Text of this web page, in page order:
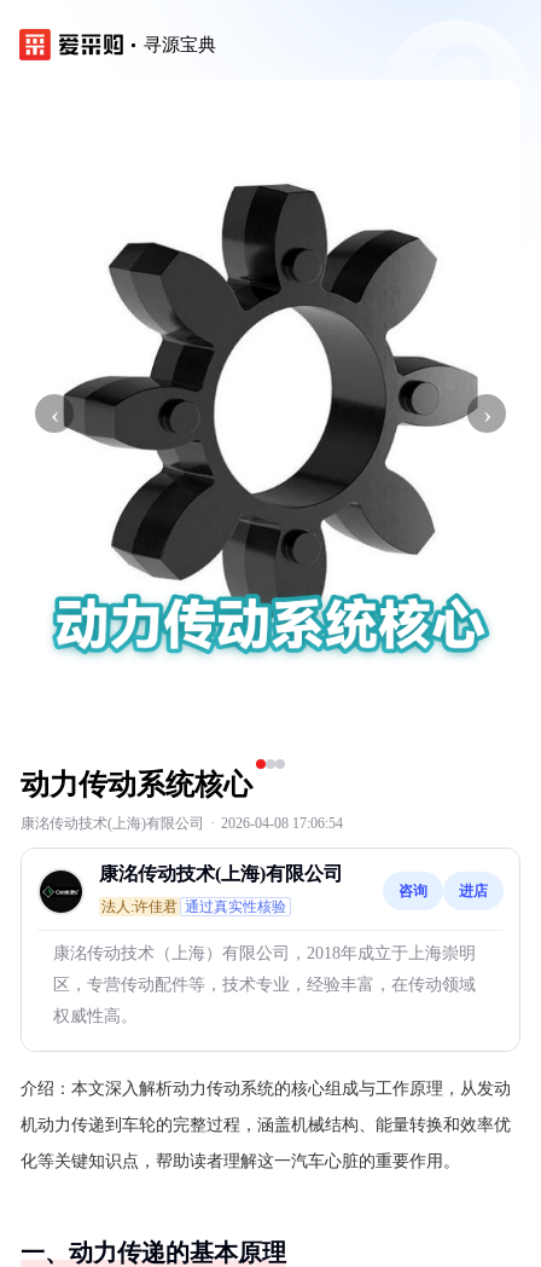
寻源宝典
‹ ›
动力传动系统核心
康洺传动技术(上海)有限公司 · 2026-04-08 17:06:54
康洺传动技术(上海)有限公司
法人:许佳君 通过真实性核验
咨询 进店
康洺传动技术（上海）有限公司，2018年成立于上海崇明
区，专营传动配件等，技术专业，经验丰富，在传动领域
权威性高。
介绍： 本文深入解析动力传动系统的核心组成与工作原理，从发动
机动力传递到车轮的完整过程，涵盖机械结构、能量转换和效率优
化等关键知识点，帮助读者理解这一汽车心脏的重要作用。
一、动力传递的基本原理